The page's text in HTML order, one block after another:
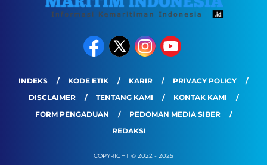
INDEKS KODE ETIK KARIR
PRIVACY POLICY
DISCLAIMER
TENTANG KAMI
KONTAK KAMI
FORM PENGADUAN
PEDOMAN MEDIA SIBER
REDAKSI
COPYRIGHT © 2022 - 2025